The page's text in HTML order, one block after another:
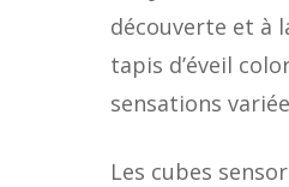
découverte et à
tapis d’éveil
sensations
Les cubes